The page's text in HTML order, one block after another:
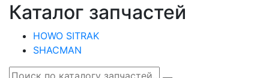
Каталог запчастей
HOWO SITRAK
SHACMAN